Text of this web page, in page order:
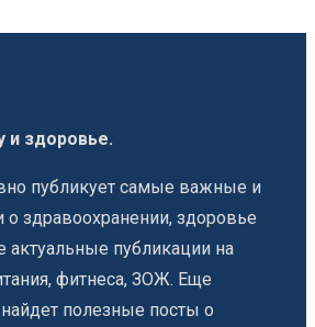
и здоровье.
публикует самые важные и
о здравоохранении, здоровье
актуальные публикации на
фитнеса, ЗОЖ. Еще
полезные посты о